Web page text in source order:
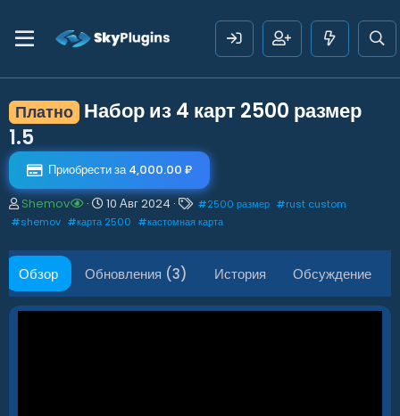
Платно Набор из 4 карт 2500 размер
1.5
Приобрести за 4,000.00 ₽
А
в
о
р
Shemov
Д
а
а
о
з
д
10 Авг 2024
Т
е
и
#2500 размер #rust custom
#shemov #карта 2500 #кастомная карта
Обзор Обновления (3) История Обсуждение